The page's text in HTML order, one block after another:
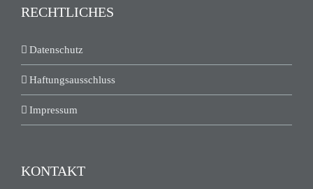
RECHTLICHES
Datenschutz
Haftungsausschluss
Impressum
KONTAKT